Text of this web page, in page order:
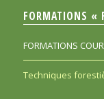
FORMATIONS «
FORMATIONS
Techniques